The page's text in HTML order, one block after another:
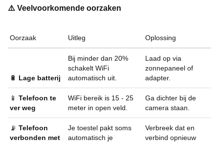
⚠️ Veelvoorkomende oorzaken
Oorzaak Uitleg Oplossing
🔋 Lage batterij
Bij minder dan 20%
schakelt WiFi
automatisch uit.
Laad op via
zonnepaneel of
adapter.
📱 Telefoon te
ver weg
WiFi bereik is 15 - 25
meter in open veld.
Ga dichter bij de
camera staan.
📡 Telefoon
verbonden met
Je toestel pakt soms
automatisch je
Verbreek dat en
verbind opnieuw